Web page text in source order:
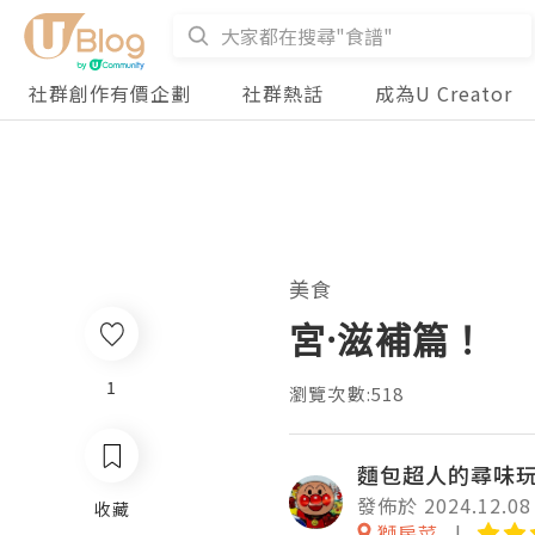
社群創作有價企劃 社群熱話 成為U Creator
1
收藏
美食
宮·滋補篇！
瀏覽次數:518
麵包超人的尋味
發佈於 2024.12.08